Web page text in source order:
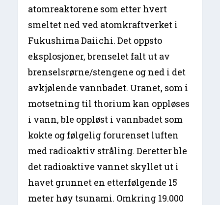
atomreaktorene som etter hvert
smeltet ned ved atomkraftverket i
Fukushima Daiichi. Det oppsto
eksplosjoner, brenselet falt ut av
brenselsrørne/stengene og ned i det
avkjølende vannbadet. Uranet, som i
motsetning til thorium kan oppløses
i vann, ble oppløst i vannbadet som
kokte og følgelig forurenset luften
med radioaktiv stråling. Deretter ble
det radioaktive vannet skyllet ut i
havet grunnet en etterfølgende 15
meter høy tsunami. Omkring 19.000